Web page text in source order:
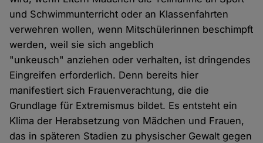
und Schwimmunterricht oder an Klassenfahrten
verwehren wollen, wenn Mitschülerinnen beschimpft
werden, weil sie sich angeblich
"unkeusch" anziehen oder verhalten, ist dringendes
Eingreifen erforderlich. Denn bereits hier
manifestiert sich Frauenverachtung, die die
Grundlage für Extremismus bildet. Es entsteht ein
Klima der Herabsetzung von Mädchen und Frauen,
das in späteren Stadien zu physischer Gewalt gegen